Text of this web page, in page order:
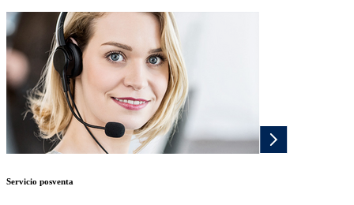
Servicio posventa